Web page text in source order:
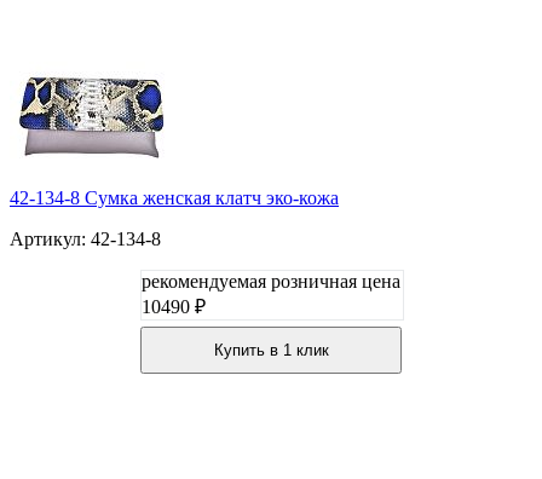
42-134-8 Сумка женская клатч эко-кожа
Артикул: 42-134-8
рекомендуемая розничная цена
10490 ₽
Купить в 1 клик